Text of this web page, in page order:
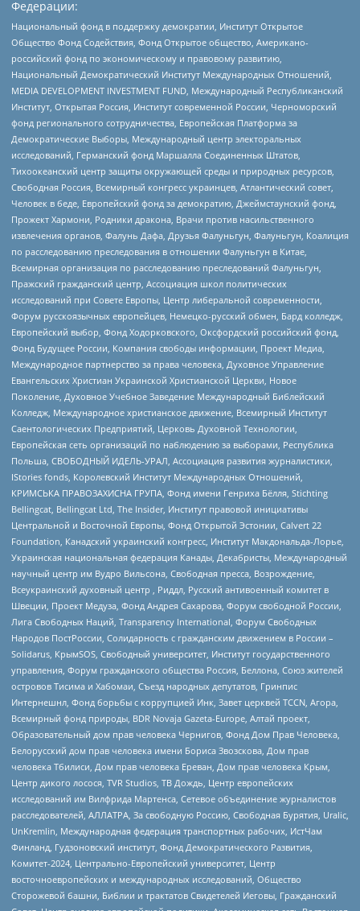
Федерации:
Национальный фонд в поддержку демократии, Институт Открытое
Общество Фонд Содействия, Фонд Открытое общество, Американо-
российский фонд по экономическому и правовому развитию,
Национальный Демократический Институт Международных Отношений,
MEDIA DEVELOPMENT INVESTMENT FUND, Международный Республиканский
Институт, Открытая Россия, Институт современной России, Черноморский
фонд регионального сотрудничества, Европейская Платформа за
Демократические Выборы, Международный центр электоральных
исследований, Германский фонд Маршалла Соединенных Штатов,
Тихоокеанский центр защиты окружающей среды и природных ресурсов,
Свободная Россия, Всемирный конгресс украинцев, Атлантический совет,
Человек в беде, Европейский фонд за демократию, Джеймстаунский фонд,
Прожект Хармони, Родники дракона, Врачи против насильственного
извлечения органов, Фалунь Дафа, Друзья Фалуньгун, Фалуньгун, Коалиция
по расследованию преследования в отношении Фалуньгун в Китае,
Всемирная организация по расследованию преследований Фалуньгун,
Пражский гражданский центр, Ассоциация школ политических
исследований при Совете Европы, Центр либеральной современности,
Форум русскоязычных европейцев, Немецко-русский обмен, Бард колледж,
Европейский выбор, Фонд Ходорковского, Оксфордский российский фонд,
Фонд Будущее России, Компания свободы информации, Проект Медиа,
Международное партнерство за права человека, Духовное Управление
Евангельских Христиан Украинской Христианской Церкви, Новое
Поколение, Духовное Учебное Заведение Международный Библейский
Колледж, Международное христианское движение, Всемирный Институт
Саентологических Предприятий, Церковь Духовной Технологии,
Европейская сеть организаций по наблюдению за выборами, Республика
Польша, СВОБОДНЫЙ ИДЕЛЬ-УРАЛ, Ассоциация развития журналистики,
IStories fonds, Королевский Институт Международных Отношений,
КРИМСЬКА ПРАВОЗАХИСНА ГРУПА, Фонд имени Генриха Бёлля, Stichting
Bellingcat, Bellingcat Ltd, The Insider, Институт правовой инициативы
Центральной и Восточной Европы, Фонд Открытой Эстонии, Calvert 22
Foundation, Канадский украинский конгресс, Институт Макдональда-Лорье,
Украинская национальная федерация Канады, Декабристы, Международный
научный центр им Вудро Вильсона, Свободная пресса, Возрождение,
Всеукраинский духовный центр , Риддл, Русский антивоенный комитет в
Швеции, Проект Медуза, Фонд Андрея Сахарова, Форум свободной России,
Лига Свободных Наций, Transparеncy International, Форум Свободных
Народов ПостРоссии, Солидарность с гражданским движением в России –
Solidarus, КрымSOS, Свободный университет, Институт государственного
управления, Форум гражданского общества Россия, Беллона, Союз жителей
островов Тисима и Хабомаи, Съезд народных депутатов, Гринпис
Интернешнл, Фонд борьбы с коррупцией Инк, Завет церквей TCCN, Агора,
Всемирный фонд природы, BDR Novaja Gazeta-Europe, Алтай проект,
Образовательный дом прав человека Чернигов, Фонд Дом Прав Человека,
Белорусский дом прав человека имени Бориса Звозскова, Дом прав
человека Тбилиси, Дом прав человека Ереван, Дом прав человека Крым,
Центр дикого лосося, TVR Studios, ТВ Дождь, Центр европейских
исследований им Вилфрида Мартенса, Сетевое объединение журналистов
расследователей, АЛЛАТРА, За свободную Россию, Свободная Бурятия, Uralic,
UnKremlin, Международная федерация транспортных рабочих, ИстЧам
Финланд, Гудзоновский институт, Фонд Демократического Развития,
Комитет-2024, Центрально-Европейский университет, Центр
восточноевропейских и международных исследований, Общество
Сторожевой башни, Библии и трактатов Свидетелей Иеговы, Гражданский